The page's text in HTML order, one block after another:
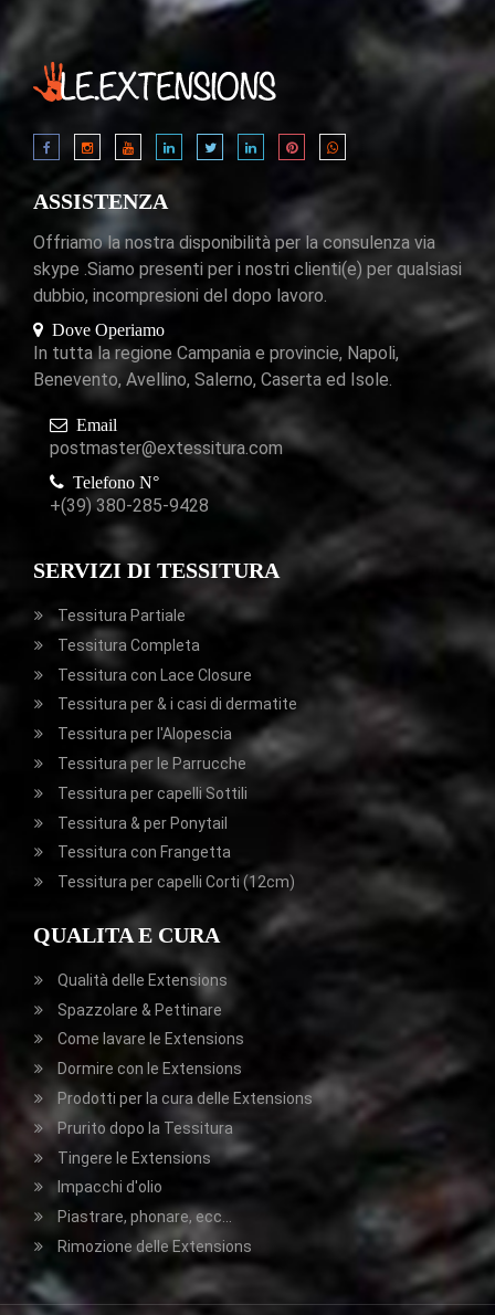
ASSISTENZA
Offriamo la nostra disponibilità per la consulenza via
skype .Siamo presenti per i nostri clienti(e) per qualsiasi
dubbio, incompresioni del dopo lavoro.
Dove Operiamo
In tutta la regione Campania e provincie, Napoli,
Benevento, Avellino, Salerno, Caserta ed Isole.
Email
postmaster@extessitura.com
Telefono N°
+(39) 380-285-9428
SERVIZI DI TESSITURA
Tessitura Partiale
Tessitura Completa
Tessitura con Lace Closure
Tessitura per & i casi di dermatite
Tessitura per l'Alopescia
Tessitura per le Parrucche
Tessitura per capelli Sottili
Tessitura & per Ponytail
Tessitura con Frangetta
Tessitura per capelli Corti (12cm)
QUALITA E CURA
Qualità delle Extensions
Spazzolare & Pettinare
Come lavare le Extensions
Dormire con le Extensions
Prodotti per la cura delle Extensions
Prurito dopo la Tessitura
Tingere le Extensions
Impacchi d'olio
Piastrare, phonare, ecc...
Rimozione delle Extensions